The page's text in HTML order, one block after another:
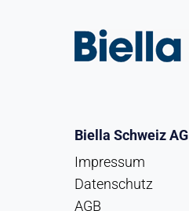
Biella Schweiz AG
Impressum
Datenschutz
AGB